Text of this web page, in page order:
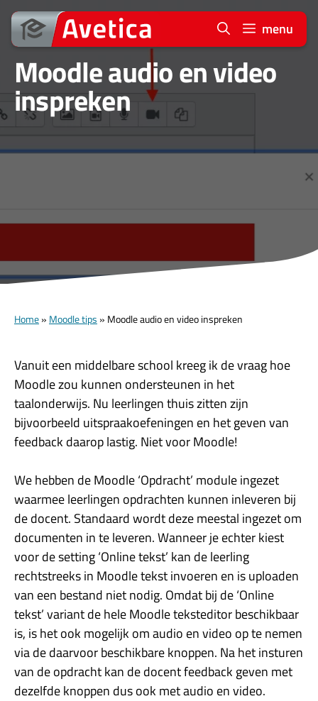
Ga
naar
de
inhoud
menu
Moodle audio en video
inspreken
Home» Moodle tips » Moodle audio en video inspreken
Vanuit een middelbare school kreeg ik de vraag hoe
Moodle zou kunnen ondersteunen in het
taalonderwijs. Nu leerlingen thuis zitten zijn
bijvoorbeeld uitspraakoefeningen en het geven van
feedback daarop lastig. Niet voor Moodle!
We hebben de Moodle ‘Opdracht’ module ingezet
waarmee leerlingen opdrachten kunnen inleveren bij
de docent. Standaard wordt deze meestal ingezet om
documenten in te leveren. Wanneer je echter kiest
voor de setting ‘Online tekst’ kan de leerling
rechtstreeks in Moodle tekst invoeren en is uploaden
van een bestand niet nodig. Omdat bij de ‘Online
tekst’ variant de hele Moodle teksteditor beschikbaar
is, is het ook mogelijk om audio en video op te nemen
via de daarvoor beschikbare knoppen. Na het insturen
van de opdracht kan de docent feedback geven met
dezelfde knoppen dus ook met audio en video.